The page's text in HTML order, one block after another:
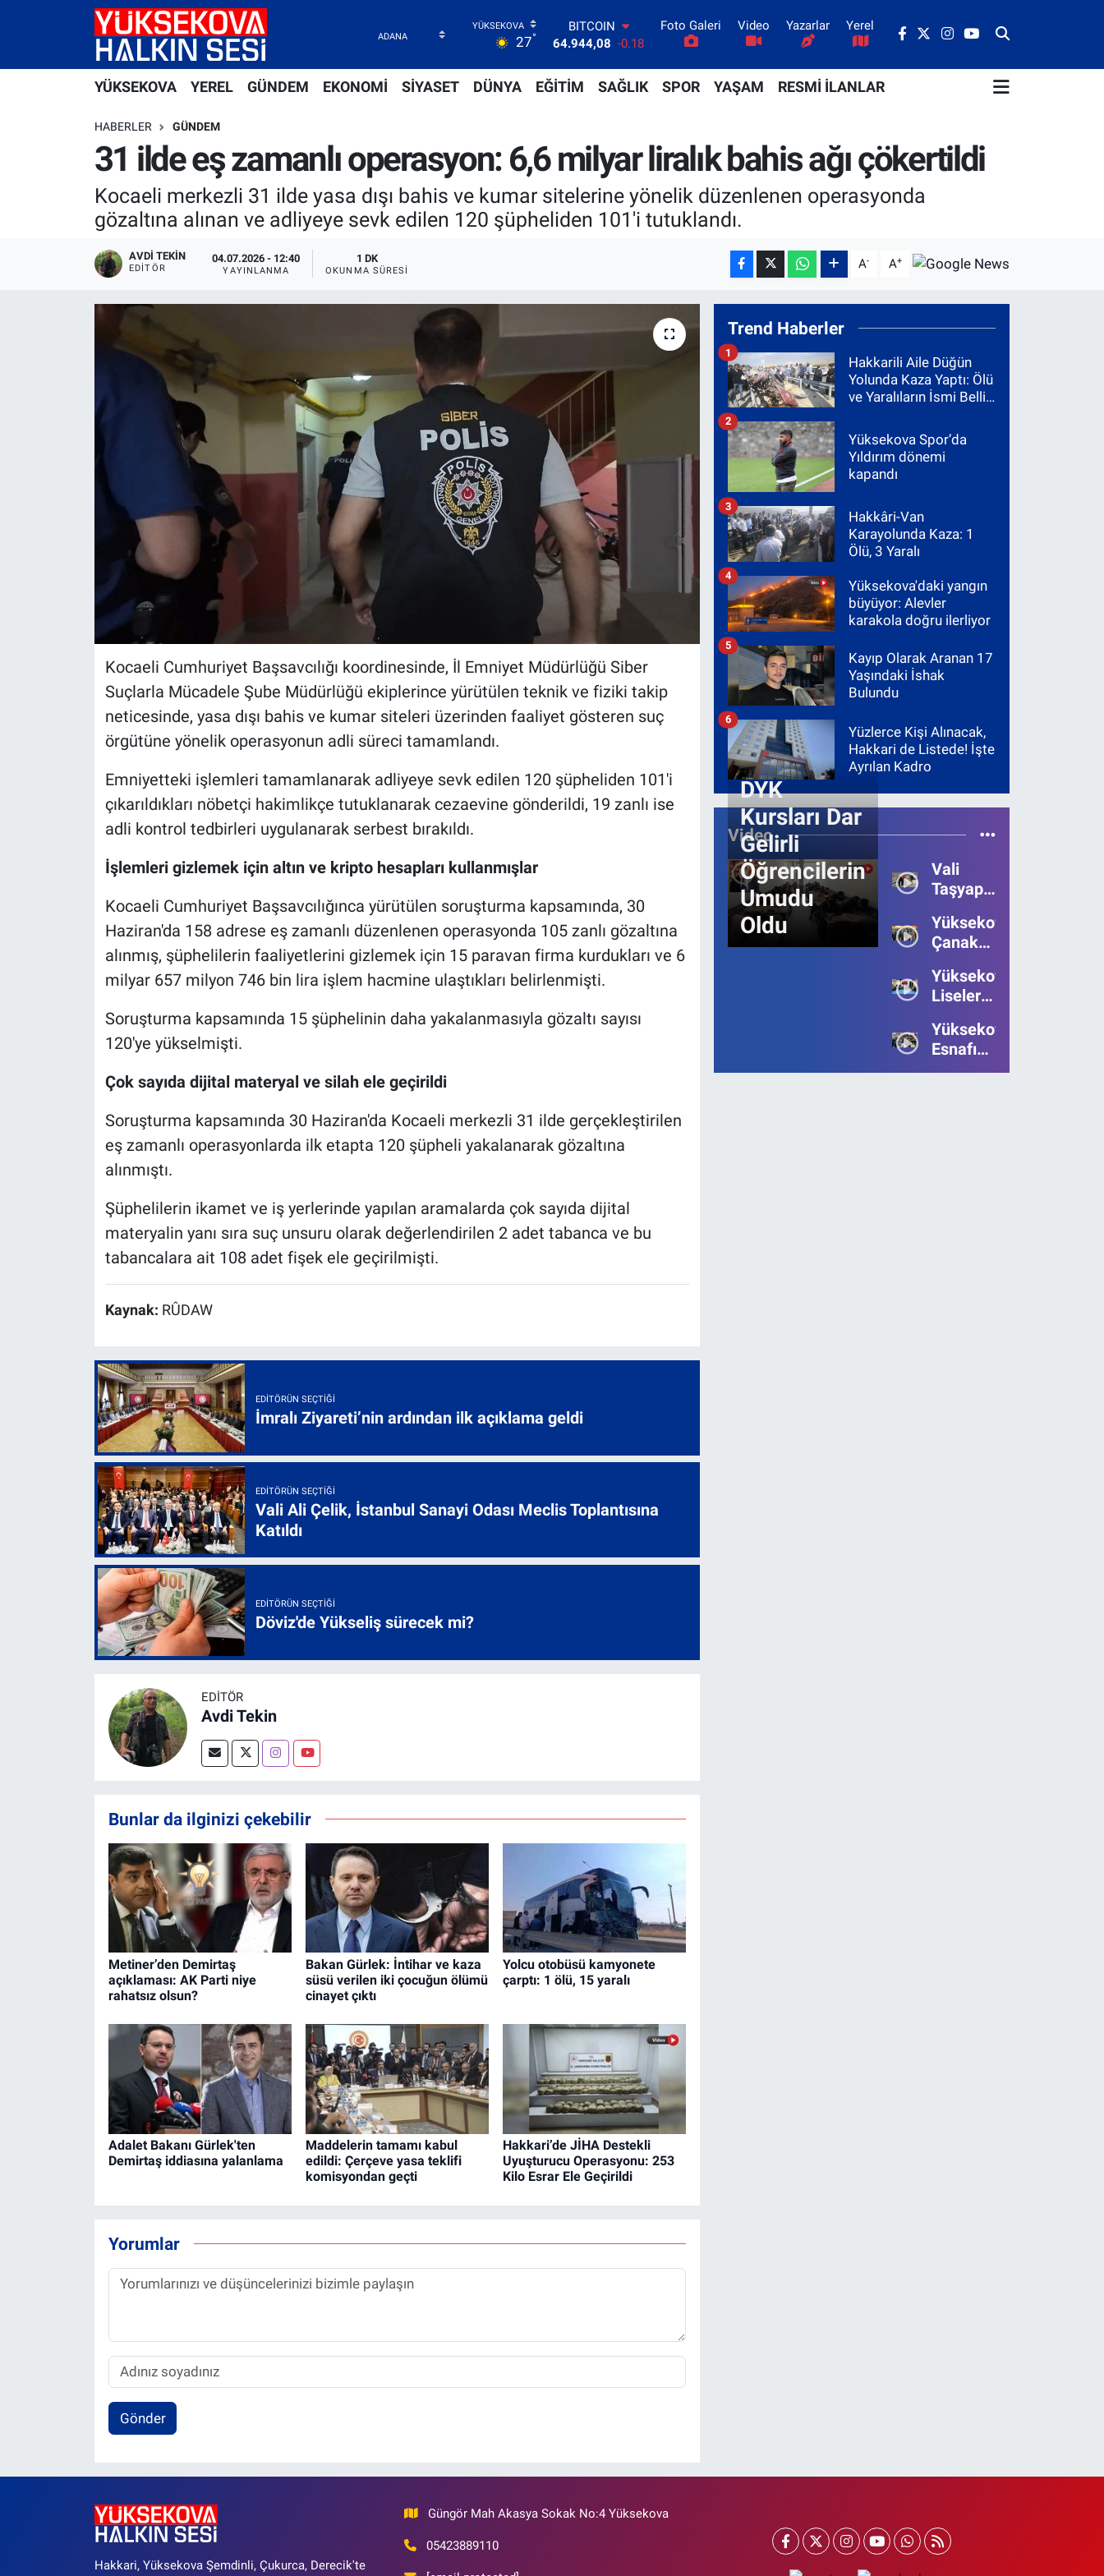
27°
DOLAR
47,7436
0.18
55,2510
0.32
STERLİN
6660.55
BİST100
13.779
BITCOIN
64.944,08 -0.18
Foto Galeri Video Yazarlar Yerel
YÜKSEKOVA YEREL GÜNDEM EKONOMİ SİYASET DÜNYA EĞİTİM SAĞLIK SPOR YAŞAM RESMİ İLANLAR
HABERLER GÜNDEM
31 ilde eş zamanlı operasyon: 6,6 milyar liralık bahis ağı çökertildi
Kocaeli merkezli 31 ilde yasa dışı bahis ve kumar sitelerine yönelik düzenlenen operasyonda
gözaltına alınan ve adliyeye sevk edilen 120 şüpheliden 101'i tutuklandı.
AVDI TEKIN
EDITÖR
04.07.2026 - 12:40
YAYINLANMA
1 DK
OKUNMA SÜRESI A- A+
Kocaeli Cumhuriyet Başsavcılığı koordinesinde, İl Emniyet Müdürlüğü Siber
Suçlarla Mücadele Şube Müdürlüğü ekiplerince yürütülen teknik ve fiziki takip
neticesinde, yasa dışı bahis ve kumar siteleri üzerinden faaliyet gösteren suç
örgütüne yönelik operasyonun adli süreci tamamlandı.
Emniyetteki işlemleri tamamlanarak adliyeye sevk edilen 120 şüpheliden 101'i
çıkarıldıkları nöbetçi hakimlikçe tutuklanarak cezaevine gönderildi, 19 zanlı ise
adli kontrol tedbirleri uygulanarak serbest bırakıldı.
İşlemleri gizlemek için altın ve kripto hesapları kullanmışlar
Kocaeli Cumhuriyet Başsavcılığınca yürütülen soruşturma kapsamında, 30
Haziran'da 158 adrese eş zamanlı düzenlenen operasyonda 105 zanlı gözaltına
alınmış, şüphelilerin faaliyetlerini gizlemek için 15 paravan firma kurdukları ve 6
milyar 657 milyon 746 bin lira işlem hacmine ulaştıkları belirlenmişti.
Soruşturma kapsamında 15 şüphelinin daha yakalanmasıyla gözaltı sayısı
120'ye yükselmişti.
Çok sayıda dijital materyal ve silah ele geçirildi
Soruşturma kapsamında 30 Haziran'da Kocaeli merkezli 31 ilde gerçekleştirilen
eş zamanlı operasyonlarda ilk etapta 120 şüpheli yakalanarak gözaltına
alınmıştı.
Şüphelilerin ikamet ve iş yerlerinde yapılan aramalarda çok sayıda dijital
materyalin yanı sıra suç unsuru olarak değerlendirilen 2 adet tabanca ve bu
tabancalara ait 108 adet fişek ele geçirilmişti.
Kaynak: RÛDAW
EDITÖRÜN SEÇTIĞI
İmralı Ziyareti’nin ardından ilk açıklama geldi
EDITÖRÜN SEÇTIĞI
Vali Ali Çelik, İstanbul Sanayi Odası Meclis Toplantısına
Katıldı
EDITÖRÜN SEÇTIĞI
Döviz'de Yükseliş sürecek mi?
EDITÖR
Avdi Tekin
Bunlar da ilginizi çekebilir
Metiner’den Demirtaş
açıklaması: AK Parti niye
rahatsız olsun?
Bakan Gürlek: İntihar ve kaza
süsü verilen iki çocuğun ölümü
cinayet çıktı
Yolcu otobüsü kamyonete
çarptı: 1 ölü, 15 yaralı
Adalet Bakanı Gürlek'ten
Demirtaş iddiasına yalanlama
Maddelerin tamamı kabul
edildi: Çerçeve yasa teklifi
komisyondan geçti
Hakkari’de JİHA Destekli
Uyuşturucu Operasyonu: 253
Kilo Esrar Ele Geçirildi
Yorumlar
Gönder
Trend Haberler
Hakkarili Aile Düğün
Yolunda Kaza Yaptı: Ölü
ve Yaralıların İsmi Belli
1
Yüksekova Spor’da
Yıldırım dönemi
kapandı
2
Hakkâri-Van
Karayolunda Kaza: 1
Ölü, 3 Yaralı
3
Yüksekova'daki yangın
büyüyor: Alevler
karakola doğru ilerliyor
4
Kayıp Olarak Aranan 17
Yaşındaki İshak
Bulundu
5
Yüzlerce Kişi Alınacak,
Hakkari de Listede! İşte
Ayrılan Kadro
6
Video
DYK
Kursları Dar
Gelirli
Öğrencilerin
Umudu
Oldu
Vali
Taşyapan,
Bölgesinde
İncelemelerde
Bulundu
Yüksekova’da
Çanakkale
111.Yılı
Kutlandı
Yüksekova’da
Liseler
Bilgi
Yarışmasının
Birincisi
Yüksekova
Esnafı
Bayrama
Hakkari, Yüksekova Şemdinli, Çukurca, Derecik'te
Güngör Mah Akasya Sokak No:4 Yüksekova
05423889110
Yüksekova Nöbetçi Eczaneler
Yüksekova Trafik Yoğunluk Haritası
Süper Lig Puan Durumu ve Fikstür
Tüm Manşetler
Son Dakika Haberleri
Haber Arşivi